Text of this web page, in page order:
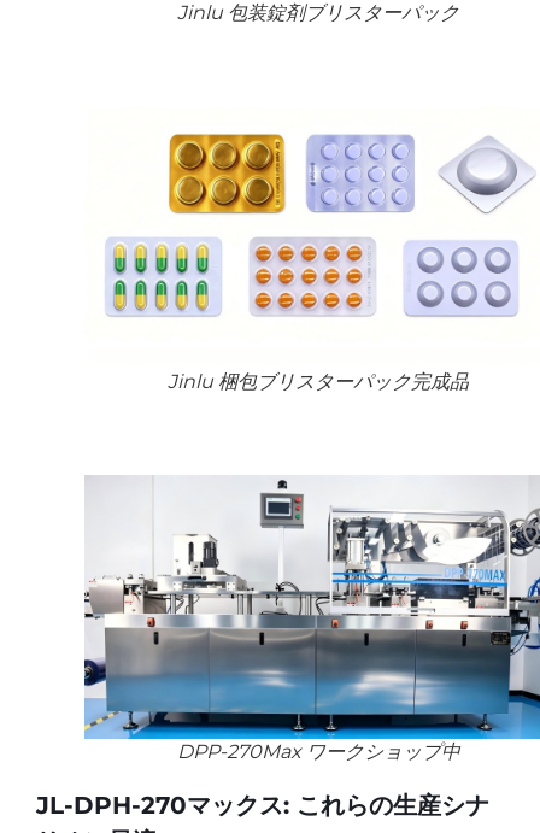
Jinlu 包装錠剤ブリスターパック
Jinlu 梱包ブリスターパック完成品
DPP-270Max ワークショップ中
JL-DPH-270マックス: これらの生産シナ